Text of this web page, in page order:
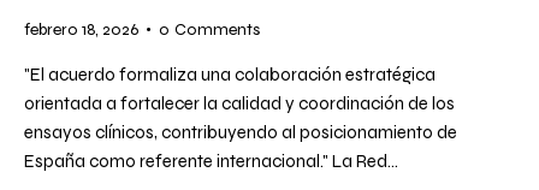
febrero 18, 2026 0 Comments
"El acuerdo formaliza una colaboración estratégica
orientada a fortalecer la calidad y coordinación de los
ensayos clínicos, contribuyendo al posicionamiento de
España como referente internacional." La Red…